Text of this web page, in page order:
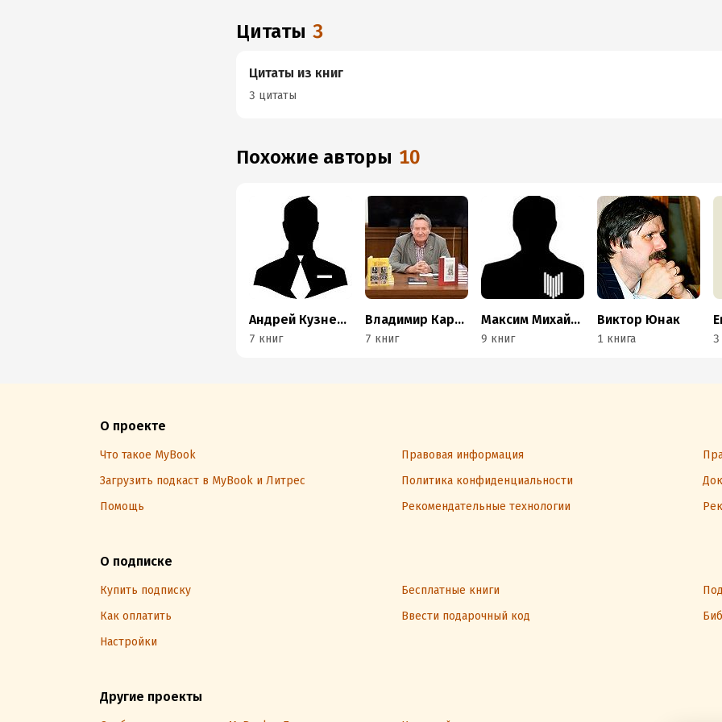
Цитаты 3
Цитаты из книг
3 цитаты
Похожие авторы 10
Андрей Кузнецов
7 книг
Владимир Каржавин
7 книг
Максим Михайлов
9 книг
Виктор Юнак
1 книга 3
О проекте
Что такое MyBook Правовая информация
Загрузить подкаст в MyBook и Литрес
Политика конфиденциальности
Помощь
Рекомендательные технологии
О подписке
Купить подписку Бесплатные книги
Как оплатить
Ввести подарочный код
Настройки
Другие проекты